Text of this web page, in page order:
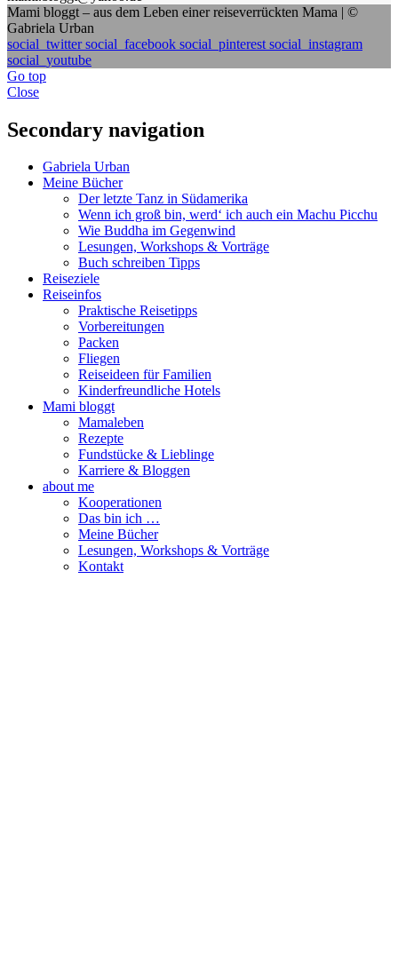
Mami bloggt – aus dem Leben einer reiseverrückten Mama | ©
Gabriela Urban
social_twittersocial_facebook social_pinterest social_instagram
social_youtube
Go top
Close
Secondary navigation
Gabriela Urban
Meine Bücher
Der letzte Tanz in Südamerika
Wenn ich groß bin, werd‘ ich auch ein Machu Picchu
Wie Buddha im Gegenwind
Lesungen, Workshops & Vorträge
Buch schreiben Tipps
Reiseziele
Reiseinfos
Praktische Reisetipps
Vorbereitungen
Packen
Fliegen
Reiseideen für Familien
Kinderfreundliche Hotels
Mami bloggt
Mamaleben
Rezepte
Fundstücke & Lieblinge
Karriere & Bloggen
about me
Kooperationen
Das bin ich …
Meine Bücher
Lesungen, Workshops & Vorträge
Kontakt